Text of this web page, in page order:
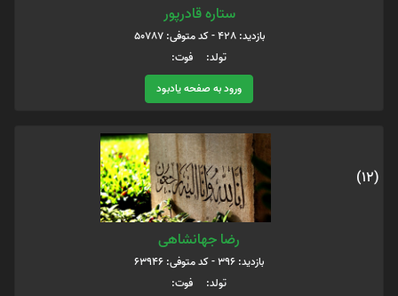
ستاره قادرپور
بازدید: 428 - کد متوفی: 50787
تولد: فوت:
ورود به صفحه یادبود
(12)
رضا جهانشاهی
بازدید: 396 - کد متوفی: 63946
تولد: فوت: